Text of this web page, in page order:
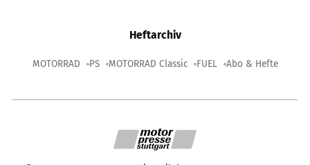
Heftarchiv
MOTORRAD PS MOTORRAD Classic FUEL Abo & Hefte